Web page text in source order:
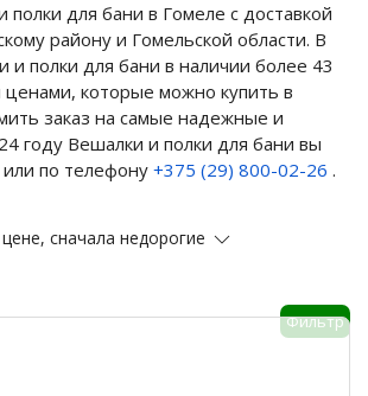
полки для бани в Гомеле с доставкой
району и Гомельской области. В
и полки для бани в наличии более 43
ценами, которые можно купить в
заказ на самые надежные и
году Вешалки и полки для бани вы
по телефону +375 (29) 800-02-26 .
цене, сначала недорогие
Фильтр